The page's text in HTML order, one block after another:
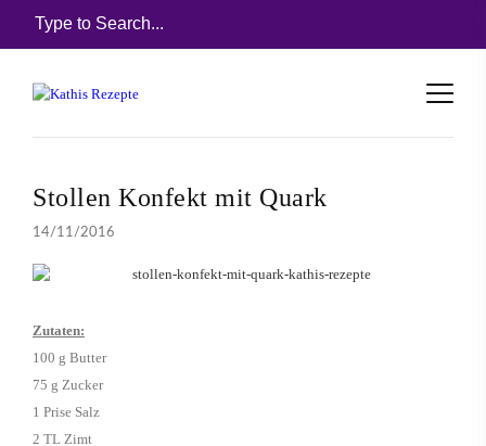
Stollen Konfekt mit Quark
14/11/2016
Zutaten:
100 g Butter
75 g Zucker
1 Prise Salz
2 TL Zimt